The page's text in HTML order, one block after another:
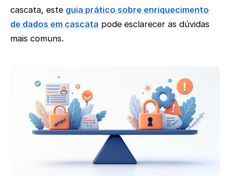
cascata, este guia prático sobre enriquecimento
de dados em cascata pode esclarecer as dúvidas
mais comuns.